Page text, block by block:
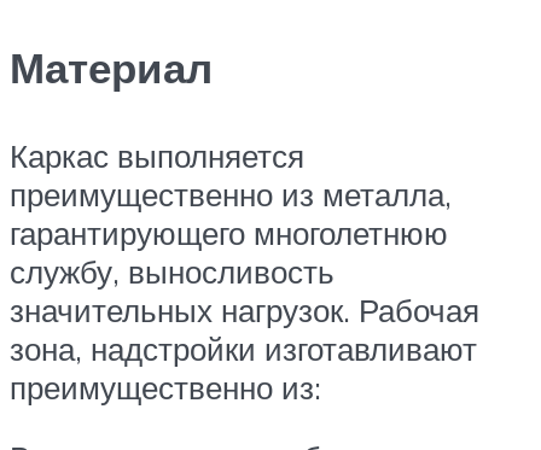
Материал
Каркас выполняется
преимущественно из металла,
гарантирующего многолетнюю
службу, выносливость
значительных нагрузок. Рабочая
зона, надстройки изготавливают
преимущественно из: